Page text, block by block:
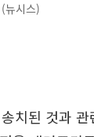
뉴시스)
치된 것과